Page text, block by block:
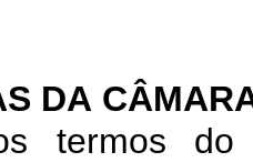
DA
termos do